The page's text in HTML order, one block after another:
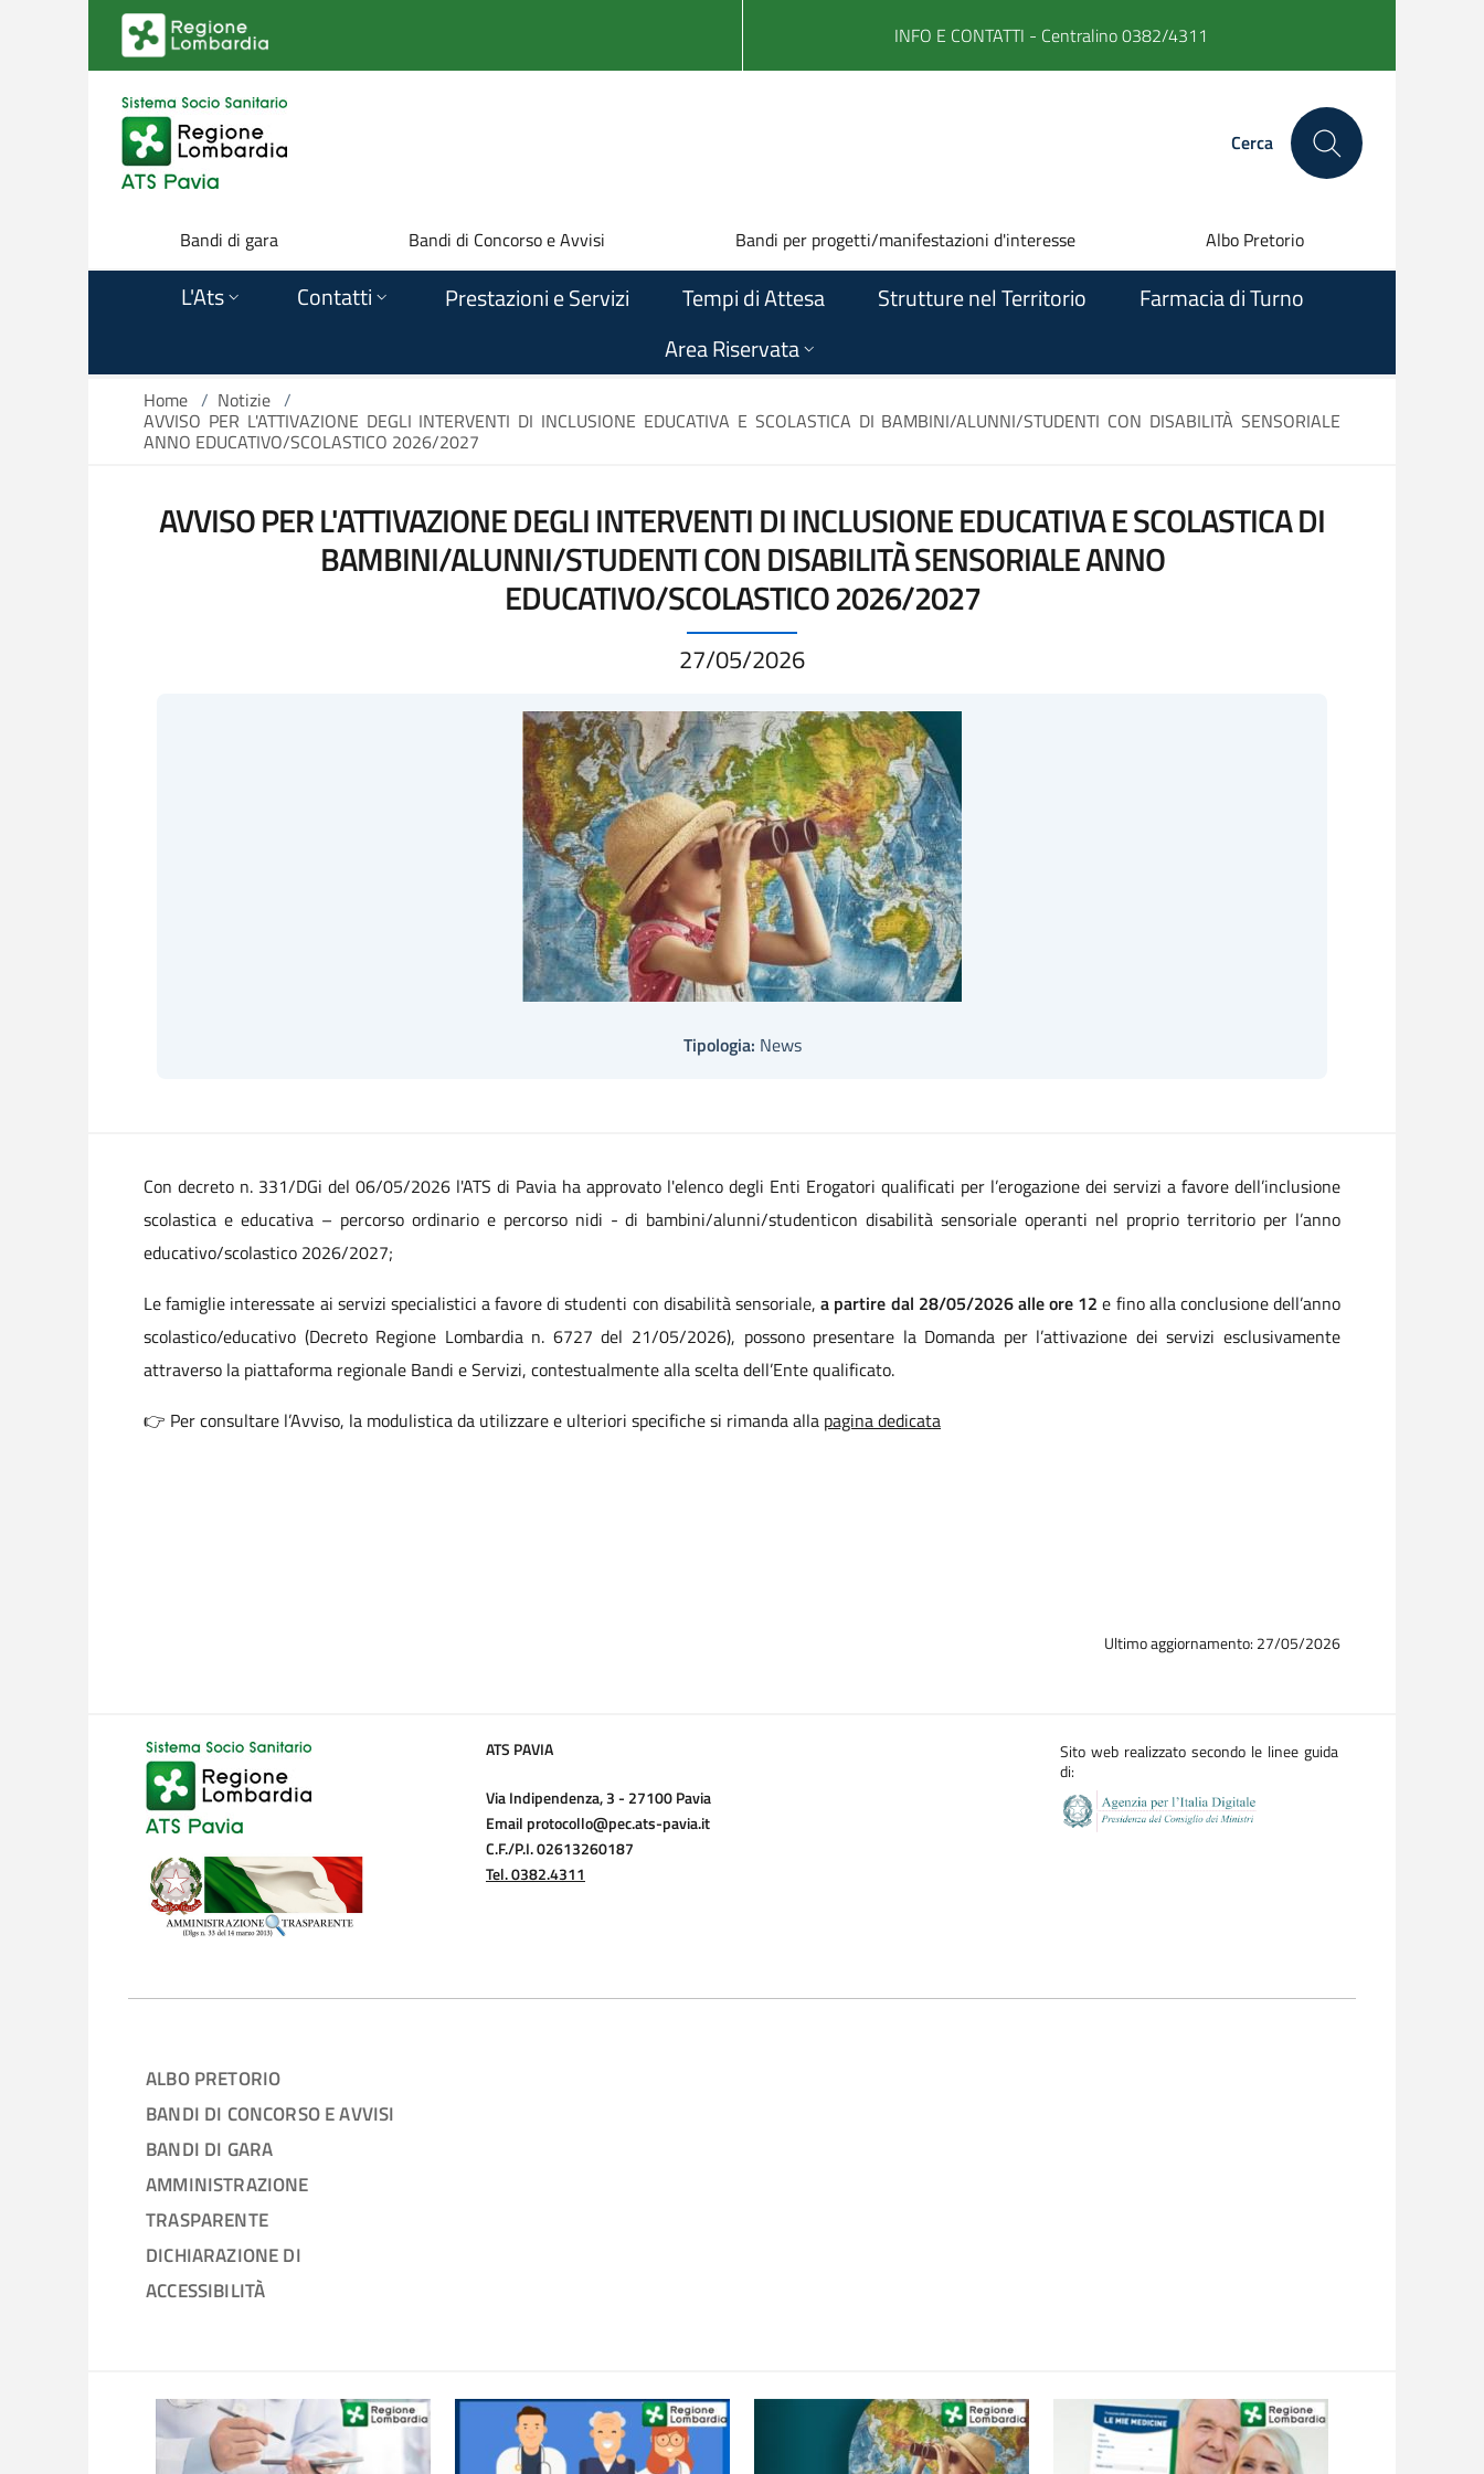
Salta al contenuto principale
INFO E CONTATTI - Centralino 0382/4311
Cerca
Bandi di gara Bandi di Concorso e Avvisi Bandi per progetti/manifestazioni d'interesse Albo Pretorio
L'Ats Contatti Prestazioni e Servizi Tempi di Attesa Strutture nel Territorio
Farmacia di Turno
Area Riservata
Home / Notizie /
AVVISO PER L'ATTIVAZIONE DEGLI INTERVENTI DI INCLUSIONE EDUCATIVA E SCOLASTICA DI BAMBINI/ALUNNI/STUDENTI CON DISABILITÀ SENSORIALE
ANNO EDUCATIVO/SCOLASTICO 2026/2027
AVVISO PER L'ATTIVAZIONE DEGLI INTERVENTI DI INCLUSIONE EDUCATIVA E SCOLASTICA DI
BAMBINI/ALUNNI/STUDENTI CON DISABILITÀ SENSORIALE ANNO
EDUCATIVO/SCOLASTICO 2026/2027
27/05/2026
Tipologia: News
Con decreto n. 331/DGi del 06/05/2026 l'ATS di Pavia ha approvato l'elenco degli Enti Erogatori qualificati per l’erogazione dei servizi a favore dell’inclusione
scolastica e educativa – percorso ordinario e percorso nidi - di bambini/alunni/studenticon disabilità sensoriale operanti nel proprio territorio per l’anno
educativo/scolastico 2026/2027;
Le famiglie interessate ai servizi specialistici a favore di studenti con disabilità sensoriale, a partire dal 28/05/2026 alle ore 12 e fino alla conclusione dell’anno
scolastico/educativo (Decreto Regione Lombardia n. 6727 del 21/05/2026), possono presentare la Domanda per l’attivazione dei servizi esclusivamente
attraverso la piattaforma regionale Bandi e Servizi, contestualmente alla scelta dell’Ente qualificato.
👉 Per consultare l’Avviso, la modulistica da utilizzare e ulteriori specifiche si rimanda alla pagina dedicata
Ultimo aggiornamento: 27/05/2026
ATS PAVIA
Via Indipendenza, 3 - 27100 Pavia
Email protocollo@pec.ats-pavia.it
C.F./P.I. 02613260187
Tel. 0382.4311
Sito web realizzato secondo le linee guida
di:
ALBO PRETORIO
BANDI DI CONCORSO E AVVISI
BANDI DI GARA
AMMINISTRAZIONE
TRASPARENTE
DICHIARAZIONE DI
ACCESSIBILITÀ